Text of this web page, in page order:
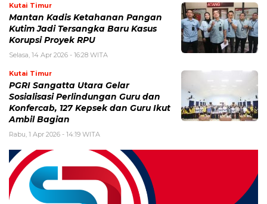
Kutai Timur
Mantan Kadis Ketahanan Pangan
Kutim Jadi Tersangka Baru Kasus
Korupsi Proyek RPU
Selasa, 14 Apr 2026 - 16:28 WITA
Kutai Timur
PGRI Sangatta Utara Gelar
Sosialisasi Perlindungan Guru dan
Konfercab, 127 Kepsek dan Guru Ikut
Ambil Bagian
Rabu, 1 Apr 2026 - 14:19 WITA